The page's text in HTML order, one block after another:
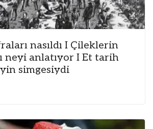
nasıldı I Çileklerin
neyi anlatıyor I Et tarih
simgesiydi